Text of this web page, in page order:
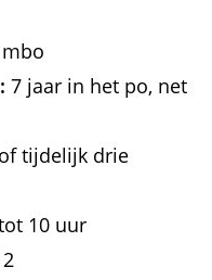
7 jaar in het po, net
tijdelijk drie
10 uur